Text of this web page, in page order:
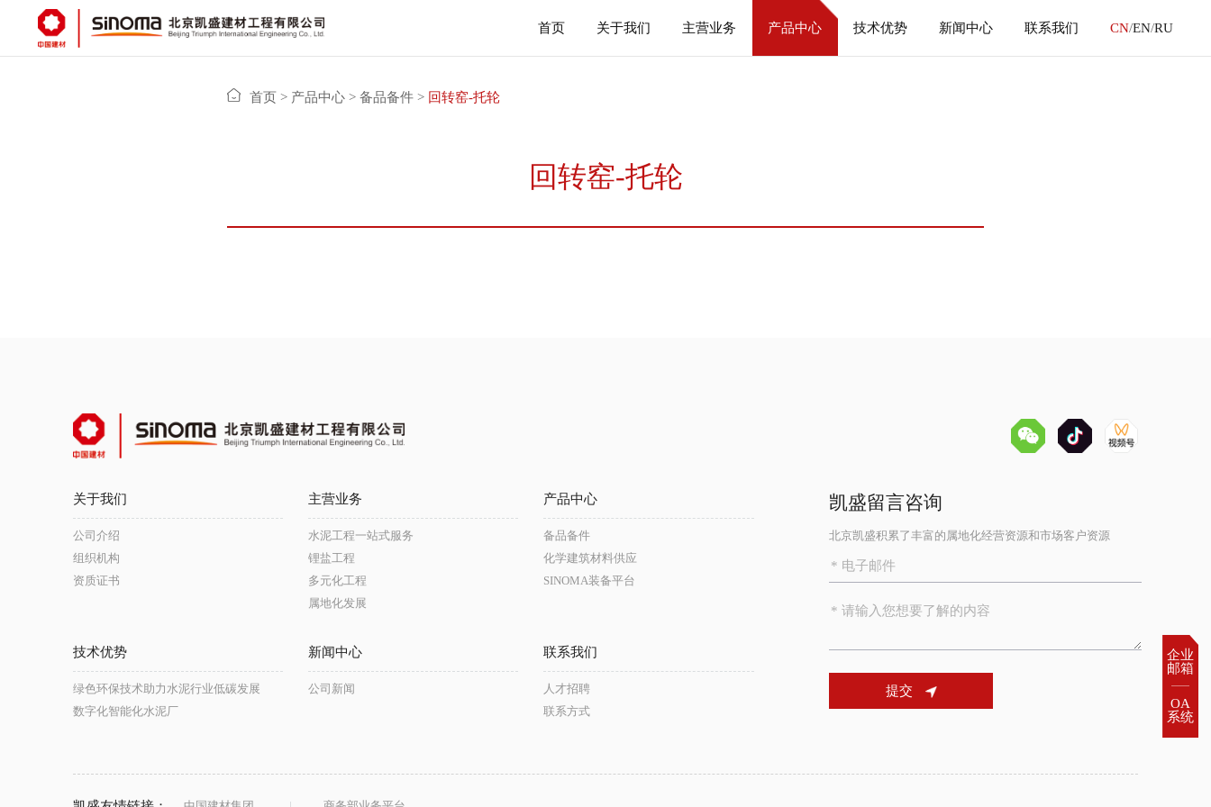
CN/EN/RU
首页 关于我们 主营业务 产品中心 技术优势 新闻中心 联系我们
企业
邮箱
OA
系统
首页 > 产品中心 >备品备件 > 回转窑-托轮
回转窑-托轮
关于我们
公司介绍
组织机构
资质证书
主营业务
水泥工程一站式服务
锂盐工程
多元化工程
属地化发展
产品中心
备品备件
化学建筑材料供应
SINOMA装备平台
技术优势
绿色环保技术助力水泥行业低碳发展
数字化智能化水泥厂
新闻中心
公司新闻
联系我们
人才招聘
联系方式
凯盛留言咨询
北京凯盛积累了丰富的属地化经营资源和市场客户资源
提交